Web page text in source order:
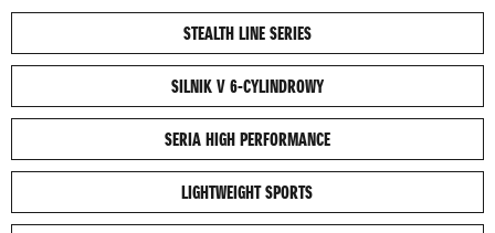
STEALTH LINE SERIES
SILNIK V 6-CYLINDROWY
SERIA HIGH PERFORMANCE
LIGHTWEIGHT SPORTS